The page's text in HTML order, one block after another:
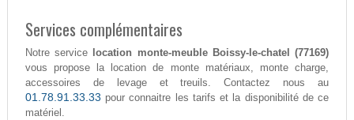
Services complémentaires
Notre service
location monte-meuble Boissy-le-chatel (77169)
vous propose la location de monte matériaux, monte charge,
accessoires de levage et treuils. Contactez nous au
01.78.91.33.33 pour connaitre les tarifs et la disponibilité de ce
matériel.